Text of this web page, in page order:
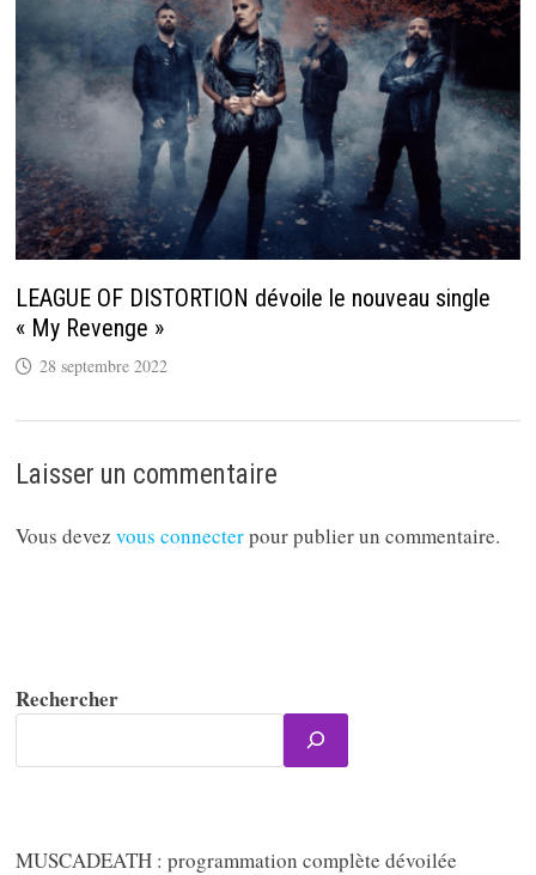
LEAGUE OF DISTORTION dévoile le nouveau single
« My Revenge »
28 septembre 2022
Laisser un commentaire
Vous devezvous connecterpour publier un commentaire.
Rechercher
MUSCADEATH : programmation complète dévoilée